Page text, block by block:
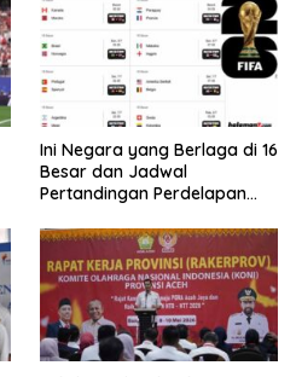
Ini Negara yang Berlaga di 16
Besar dan Jadwal
Pertandingan Perdelapan